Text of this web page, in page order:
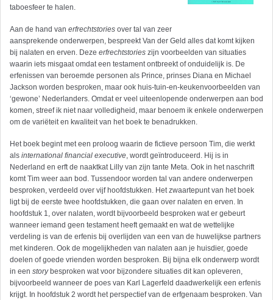
taboesfeer te halen.
Aan de hand van erfrecht­stories over tal van zeer
aansprekende onderwerpen, bespreekt Van der Geld alles dat komt kijken
bij nalaten en erven. Deze erfrechtstories zijn voorbeelden van situaties
waarin iets misgaat omdat een testament ontbreekt of onduidelijk is. De
erfenissen van beroemde personen als Prince, prinses Diana en Michael
Jackson worden besproken, maar ook huis-tuin-en-keukenvoorbeelden van
‘gewone’ Nederlanders. Omdat er veel uiteenlopende onderwerpen aan bod
komen, streef ik niet naar volledigheid, maar benoem ik enkele onderwerpen
om de va­riëteit en kwaliteit van het boek te benadrukken.
Het boek begint met een proloog waarin de fictieve persoon Tim, die werkt
als international financial executive, wordt geïntroduceerd. Hij is in
Nederland en erft de naaktkat Lilly van zijn tante Meta. Ook in het naschrift
komt Tim weer aan bod. Tussendoor worden tal van andere onderwerpen
besproken, verdeeld over vijf hoofdstukken. Het zwaartepunt van het boek
ligt bij de eerste twee hoofdstukken, die gaan over nalaten en erven. In
hoofdstuk 1, over nalaten, wordt bijvoorbeeld besproken wat er gebeurt
wanneer iemand geen testament heeft gemaakt en wat de wettelijke
verdeling is van de erfenis bij overlijden van een van de huwelijkse partners
met kinderen. Ook de mogelijkheden van nalaten aan je huisdier, goede
doelen of goede vrienden worden besproken. Bij bijna elk onderwerp wordt
in een storybesproken wat voor bijzondere situaties dit kan opleveren,
bijvoorbeeld wanneer de poes van Karl Lagerfeld daadwerkelijk een erfenis
krijgt. In hoofdstuk 2 wordt het perspectief van de erfgenaam besproken. Van